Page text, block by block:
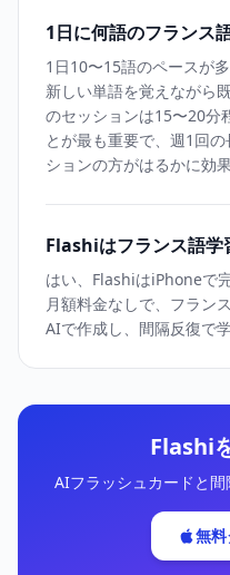
1日に何語のフランス
1日10〜15語のペースが
新しい単語を覚えながら
のセッションは15〜20分
とが最も重要で、週1回
ションの方がはるかに効果
Flashiはフランス語学
はい、FlashiはiPhoneで
月額料金なしで、フラン
AIで作成し、間隔反復で
Flashi
AIフラッシュカードと間
無